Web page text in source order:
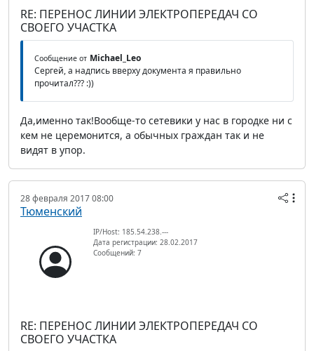
RE: ПЕРЕНОС ЛИНИИ ЭЛЕКТРОПЕРЕДАЧ СО
СВОЕГО УЧАСТКА
Сообщение от Michael_Leo
Сергей, а надпись вверху документа я правильно
прочитал??? :))
Да,именно так!Вообще-то сетевики у нас в городке ни с
кем не церемонится, а обычных граждан так и не
видят в упор.
28 февраля 2017 08:00
Тюменский
IP/Host: 185.54.238.---
Дата регистрации: 28.02.2017
Сообщений: 7
RE: ПЕРЕНОС ЛИНИИ ЭЛЕКТРОПЕРЕДАЧ СО
СВОЕГО УЧАСТКА